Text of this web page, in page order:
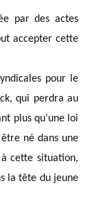
par des actes
accepter cette
pour le
qui perdra au
plus qu’une loi
né dans une
cette situation,
la tête du jeune